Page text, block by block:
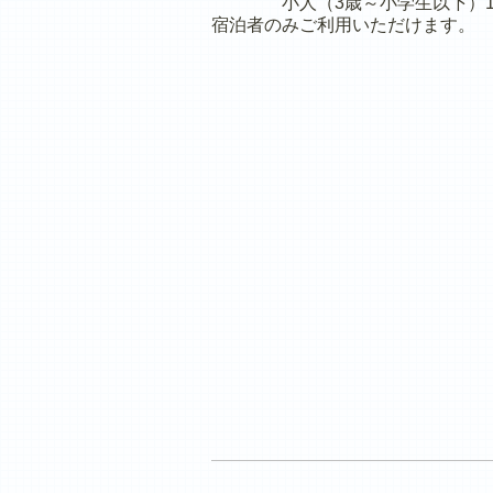
宿泊者のみご利用いただけます。